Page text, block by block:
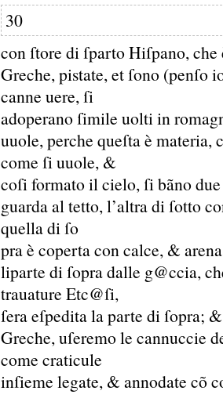
30
con ſtore di ſparto Hiſpano,
Greche, pistate, et ſono
canne uere, ſi
adoperano ſimile uolti in
uuole, perche queſta è materia,
come ſi uuole, &
coſi formato il cielo, ſi bãno
guarda al tetto, l’altra di ſotto
quella di ſo
pra è coperta con calce, &
liparte di ſopra dalle g@ccia,
trauature Etc@ſi,
ſera eſpedita la parte di ſopra;
Greche, uſeremo le cannuccie
come craticule
inſieme legate, & annodate cõ